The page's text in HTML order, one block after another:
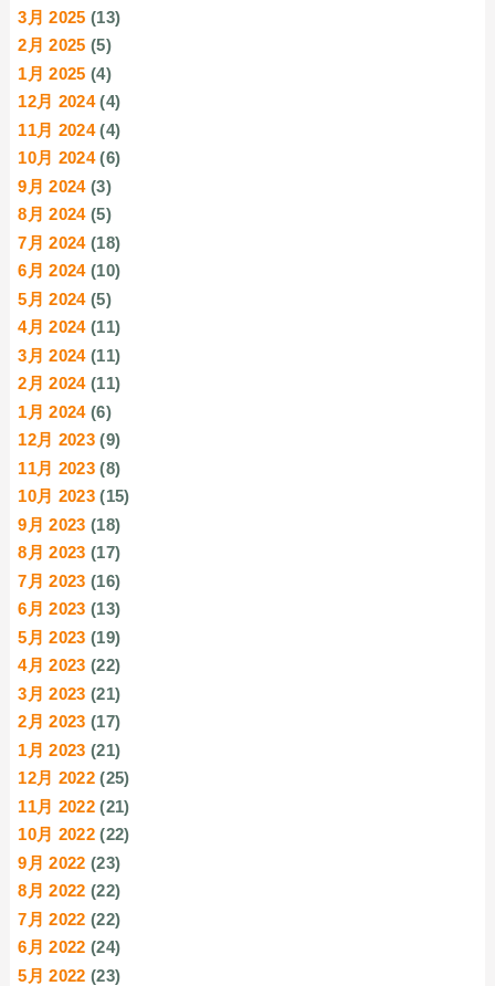
3月 2025 (13)
2月 2025 (5)
1月 2025 (4)
12月 2024(4)
11月 2024(4)
10月 2024(6)
9月 2024(3)
8月 2024(5)
7月 2024(18)
6月 2024(10)
5月 2024(5)
4月 2024(11)
3月 2024(11)
2月 2024(11)
1月 2024(6)
12月 2023 (9)
11月 2023 (8)
10月 2023 (15)
9月 2023 (18)
8月 2023 (17)
7月 2023 (16)
6月 2023 (13)
5月 2023 (19)
4月 2023 (22)
3月 2023 (21)
2月 2023 (17)
1月 2023 (21)
12月 2022 (25)
11月 2022 (21)
10月 2022 (22)
9月 2022 (23)
8月 2022 (22)
7月 2022 (22)
6月 2022 (24)
5月 2022 (23)